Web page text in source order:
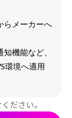
らメーカーへ
機能など、
環境へ適用
ください。